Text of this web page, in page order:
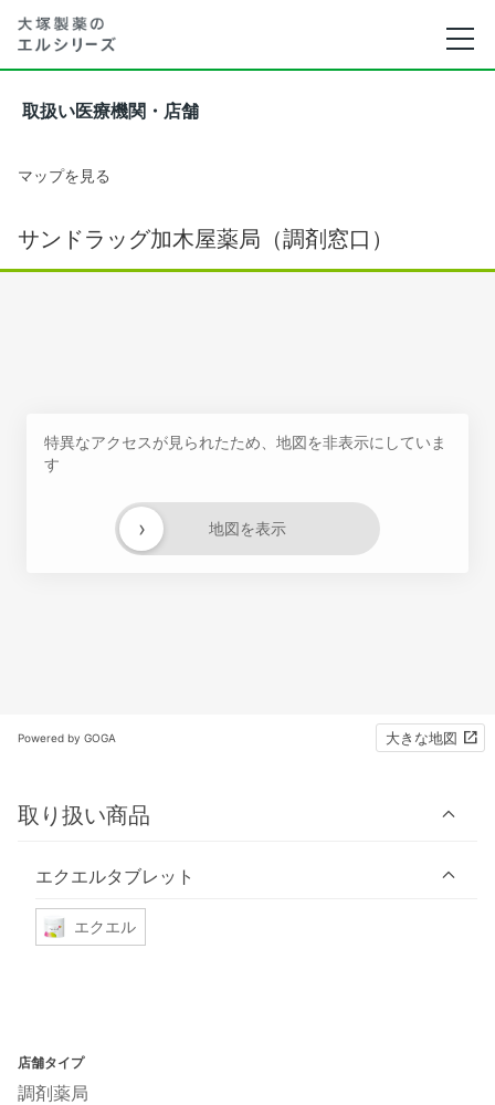
取扱い医療機関・店舗
マップを見る
サンドラッグ加木屋薬局（調剤窓口）
特異なアクセスが見られたため、地図を非表示にしていま
す
地図を表示
›
Powered by GOGA 大きな地図
取り扱い商品
エクエルタブレット
エクエル
店舗タイプ
調剤薬局